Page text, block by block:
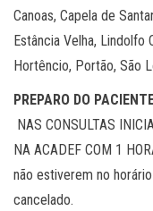
Canoas, Capela de
Estância Velha, Lindolfo
Hortêncio, Portão, São
PREPARO DO
NAS CONSULTAS
NA ACADEF COM 1
não estiverem no
cancelado.